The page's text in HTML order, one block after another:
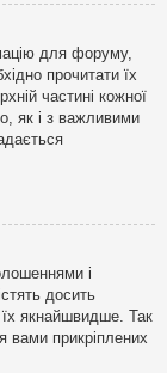
для форуму,
прочитати їх
частині кожної
як і з важливими
і
досить
якнайшвидше. Так
вами прикріплених